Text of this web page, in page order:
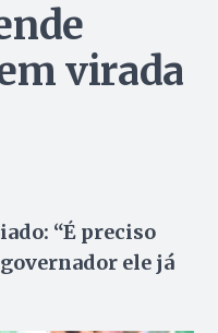
virada
“É preciso
ele já